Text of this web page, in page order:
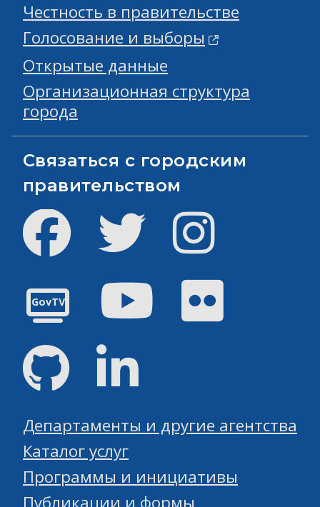
Честность в правительстве
Голосование и выборы
Открытые данные
Организационная структура
города
Связаться с городским
правительством
Facebook Твиттер
GovTV
Youtube
GitHub
Департаменты и другие агентства
Каталог услуг
Программы и инициативы
Публикации и формы